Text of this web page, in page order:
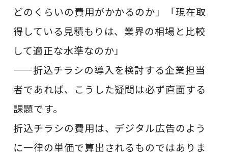
どのくらいの費用がかかるのか」「現在取
得している見積もりは、業界の相場と比較
して適正な水準なのか」
——折込チラシの導入を検討する企業担当
者であれば、こうした疑問は必ず直面する
課題です。
折込チラシの費用は、デジタル広告のよう
に一律の単価で算出されるものではありま